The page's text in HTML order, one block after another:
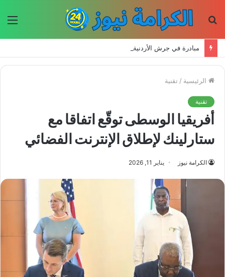
الرئيسية / تقنية
تقنية
أفريقيا الوسطى توقّع اتفاقا مع
ستارلينك لإطلاق الإنترنت الفضائي
الكرامة نيوز يناير 11, 2026